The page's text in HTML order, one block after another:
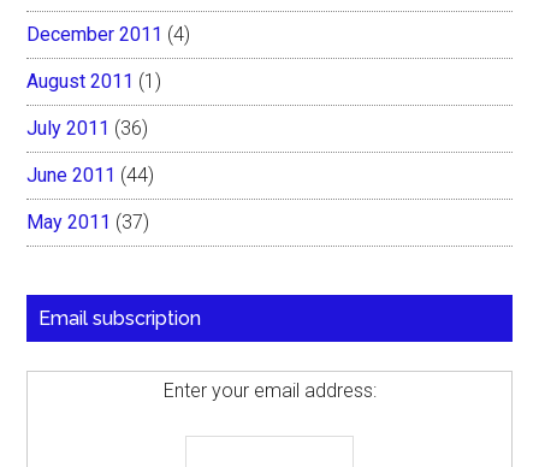
December 2011 (4)
August 2011 (1)
July 2011 (36)
June 2011 (44)
May 2011 (37)
Email subscription
Enter your email address: